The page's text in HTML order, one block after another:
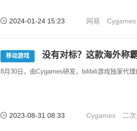
2024-01-24 15:23 网易 Cygames
移动游戏 没有对标？这款海外称
8月30日，由Cygames研发，bilibili游戏独家代
2023-08-31 08:33 Cygames 二